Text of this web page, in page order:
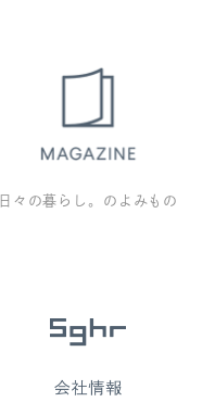
日々の暮らし。のよみもの